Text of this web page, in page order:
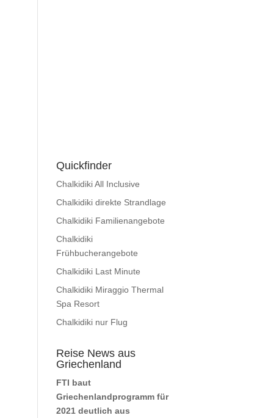
Quickfinder
Chalkidiki All Inclusive
Chalkidiki direkte Strandlage
Chalkidiki Familienangebote
Chalkidiki
Frühbucherangebote
Chalkidiki Last Minute
Chalkidiki Miraggio Thermal
Spa Resort
Chalkidiki nur Flug
Reise News aus
Griechenland
FTI baut
Griechenlandprogramm für
2021 deutlich aus